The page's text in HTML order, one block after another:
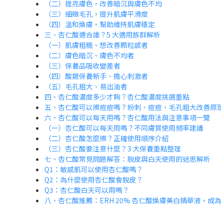
（二）提亮膚色，改善暗沉與膚色不均
（三）細緻毛孔，提升肌膚平滑度
（四）溫和煥膚，幫助維持肌膚穩定
三、杏仁酸適合誰？5 大適用族群解析
（一）肌膚粗糙、想改善顆粒感者
（二）膚色暗沉、膚色不均者
（三）保養品吸收變差者
（四）酸類保養新手、擔心刺激者
（五）毛孔粗大、易出油者
四、杏仁酸濃度多少才夠？杏仁酸濃度挑選重點
五、杏仁酸可以擦痘痘嗎？粉刺、痘痘、毛孔粗大改善原
六、杏仁酸可以每天用嗎？杏仁酸用法與注意事項一覽
（一）杏仁酸可以每天用嗎？不同膚質使用頻率建議
（二）杏仁酸怎麼擦？正確使用順序介紹
（三）杏仁酸要注意什麼？3 大保養重點整理
七、杏仁酸常見問題解答：脫皮與白天使用的迷思解析
Q1：敏感肌可以使用杏仁酸嗎？
Q2：為什麼使用杏仁酸會脫皮？
Q3：杏仁酸白天可以用嗎？
八、杏仁酸推薦：ERH 20% 杏仁酸煥膚美白精華液，成